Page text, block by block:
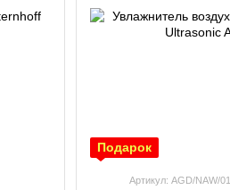
Подарок
Артикул: AGD/NAW/01